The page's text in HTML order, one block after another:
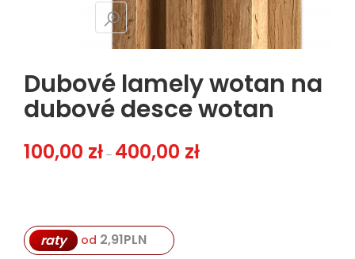
Dubové lamely wotan na
dubové desce wotan
100,00 zł – 400,00 zł
raty od 2,91PLN